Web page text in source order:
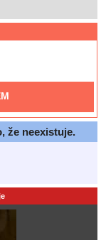
že neexistuje.